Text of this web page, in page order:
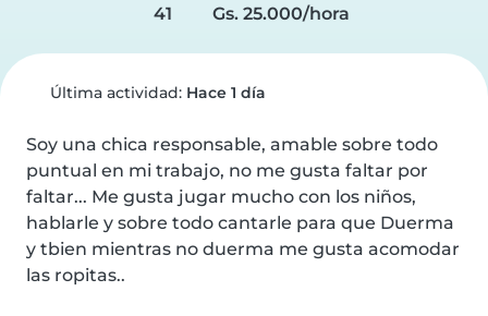
41
Gs. 25.000/hora
Última actividad: Hace 1 día
Soy una chica responsable, amable sobre todo
puntual en mi trabajo, no me gusta faltar por
faltar... Me gusta jugar mucho con los niños,
hablarle y sobre todo cantarle para que Duerma
y tbien mientras no duerma me gusta acomodar
las ropitas..